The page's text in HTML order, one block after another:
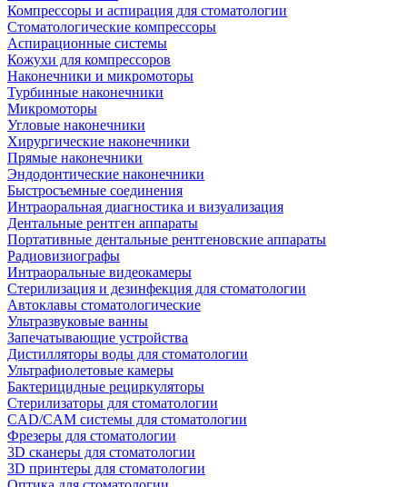
Компрессоры и аспирация для стоматологии
Стоматологические компрессоры
Аспирационные системы
Кожухи для компрессоров
Наконечники и микромоторы
Турбинные наконечники
Микромоторы
Угловые наконечники
Хирургические наконечники
Прямые наконечники
Эндодонтические наконечники
Быстросъемные соединения
Интраоральная диагностика и визуализация
Дентальные рентген аппараты
Портативные дентальные рентгеновские аппараты
Радиовизиографы
Интраоральные видеокамеры
Стерилизация и дезинфекция для стоматологии
Автоклавы стоматологические
Ультразвуковые ванны
Запечатывающие устройства
Дистилляторы воды для стоматологии
Ультрафиолетовые камеры
Бактерицидные рециркуляторы
Стерилизаторы для стоматологии
CAD/CAM системы для стоматологии
Фрезеры для стоматологии
3D cканеры для стоматологии
3D принтеры для стоматологии